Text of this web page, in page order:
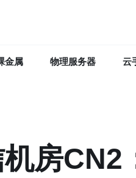
金属 物理服务器 云
房CN2